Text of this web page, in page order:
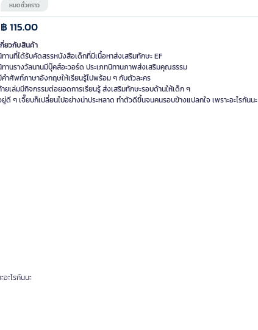
หมดชั่วคราว
฿ 115.00
ยวกับสินค้า
านที่ได้รับคัดสรรหนังสือเด็กที่มีเนื้อหาส่งเสริมทักษะ EF
านรางวัลนานมีบุ๊คส์อะวอร์ด ประเภทนิทานภาพส่งเสริมคุณธรรม
ำศัพท์ภาษาอังกฤษให้เรียนรู้ไปพร้อม ๆ กับตัวละคร
ยเล่มมีกิจกรรมต่อยอดการเรียนรู้ ส่งเสริมทักษะรอบด้านให้เด็ก ๆ
ดี ๆ เจี๊ยบก็เปลี่ยนไปอย่างน่าประหลาด ทำตัวดีขึ้นจนคนรอบข้างแปลกใจ เพราะอะไรกันนะ
ะไรกันนะ